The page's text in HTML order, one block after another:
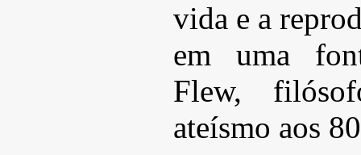
vida e a
em uma
Flew,
ateísmo aos